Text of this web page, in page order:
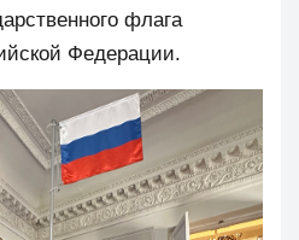
флага
Федерации.